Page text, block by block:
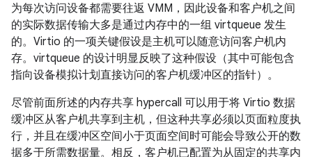
为每次访问设备都需要往返 VMM，因此设备和客户机之间
的实际数据传输大多是通过内存中的一组 virtqueue 发生
的。Virtio 的一项关键假设是主机可以随意访问客户机内
存。virtqueue 的设计明显反映了这种假设（其中可能包含
指向设备模拟计划直接访问的客户机缓冲区的指针）。
尽管前面所述的内存共享 hypercall 可以用于将 Virtio 数据
缓冲区从客户机共享到主机，但这种共享必须以页面粒度执
行，并且在缓冲区空间小于页面空间时可能会导致公开的数
据多于所需数据量。相反，客户机已配置为从固定的共享内